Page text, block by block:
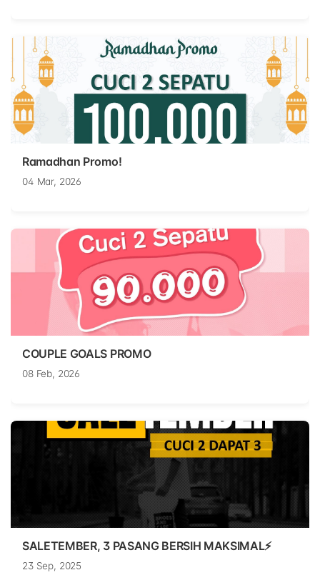
Ramadhan Promo!
04 Mar, 2026
COUPLE GOALS PROMO
08 Feb, 2026
SALETEMBER, 3 PASANG BERSIH MAKSIMAL⚡
23 Sep, 2025